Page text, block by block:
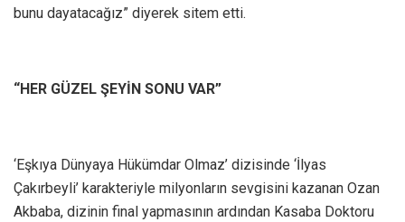
bunu dayatacağız” diyerek sitem etti.
“HER GÜZEL ŞEYİN SONU VAR”
‘Eşkıya Dünyaya Hükümdar Olmaz’ dizisinde ‘İlyas
Çakırbeyli’ karakteriyle milyonların sevgisini kazanan Ozan
Akbaba, dizinin final yapmasının ardından Kasaba Doktoru